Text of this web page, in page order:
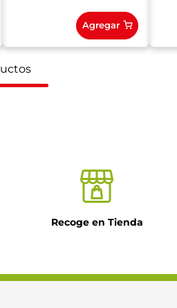
Agregar
Recoge en Tienda